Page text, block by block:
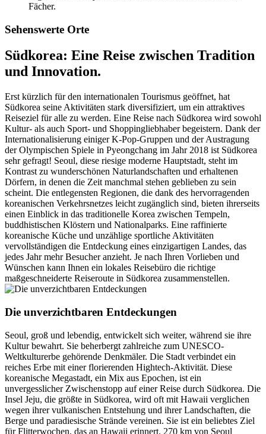
Fächer.
Sehenswerte Orte
Südkorea: Eine Reise zwischen Tradition
und Innovation.
Erst kürzlich für den internationalen Tourismus geöffnet, hat
Südkorea seine Aktivitäten stark diversifiziert, um ein attraktives
Reiseziel für alle zu werden. Eine Reise nach Südkorea wird sowohl
Kultur- als auch Sport- und Shoppingliebhaber begeistern. Dank der
Internationalisierung einiger K-Pop-Gruppen und der Austragung
der Olympischen Spiele in Pyeongchang im Jahr 2018 ist Südkorea
sehr gefragt! Seoul, diese riesige moderne Hauptstadt, steht im
Kontrast zu wunderschönen Naturlandschaften und erhaltenen
Dörfern, in denen die Zeit manchmal stehen geblieben zu sein
scheint. Die entlegensten Regionen, die dank des hervorragenden
koreanischen Verkehrsnetzes leicht zugänglich sind, bieten ihrerseits
einen Einblick in das traditionelle Korea zwischen Tempeln,
buddhistischen Klöstern und Nationalparks. Eine raffinierte
koreanische Küche und unzählige sportliche Aktivitäten
vervollständigen die Entdeckung eines einzigartigen Landes, das
jedes Jahr mehr Besucher anzieht. Je nach Ihren Vorlieben und
Wünschen kann Ihnen ein lokales Reisebüro die richtige
maßgeschneiderte Reiseroute in Südkorea zusammenstellen.
Die unverzichtbaren Entdeckungen
Seoul, groß und lebendig, entwickelt sich weiter, während sie ihre
Kultur bewahrt. Sie beherbergt zahlreiche zum UNESCO-
Weltkulturerbe gehörende Denkmäler. Die Stadt verbindet ein
reiches Erbe mit einer florierenden Hightech-Aktivität. Diese
koreanische Megastadt, ein Mix aus Epochen, ist ein
unvergesslicher Zwischenstopp auf einer Reise durch Südkorea. Die
Insel Jeju, die größte in Südkorea, wird oft mit Hawaii verglichen
wegen ihrer vulkanischen Entstehung und ihrer Landschaften, die
Berge und paradiesische Strände vereinen. Sie ist ein beliebtes Ziel
für Flitterwochen, das an Hawaii erinnert. 270 km von Seoul